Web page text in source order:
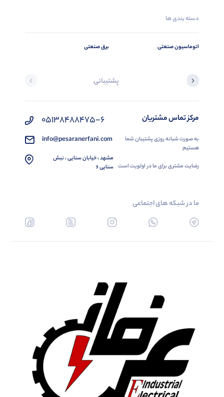
دسته بندی ها
اتوماسیون صنعتی برق صنعتی
پشتیبانی
مرکز تماس مشتریان
به صورت شبانه روزی پشتیبان شما
هستیم
رضایت مشتری برای ما در اولویت است
05138488475-6
info@pesaranerfani.com
مشهد ، خیابان سنایی ، نبش
سنایی 6
ما در شبکه های اجتماعی